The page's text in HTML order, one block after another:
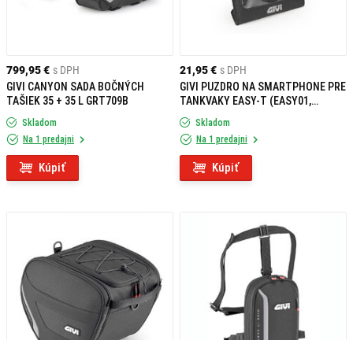
799,95 € s DPH
GIVI CANYON SADA BOČNÝCH
TAŠIEK 35 + 35 L GRT709B
Skladom
Na 1 predajni
Kúpiť
21,95 € s DPH
GIVI PUZDRO NA SMARTPHONE PRE
TANKVAKY EASY-T (EASY01,
EASY02, EASY03, EASY04, EASY05,
EASY06) EASYSH
Skladom
Na 1 predajni
Kúpiť